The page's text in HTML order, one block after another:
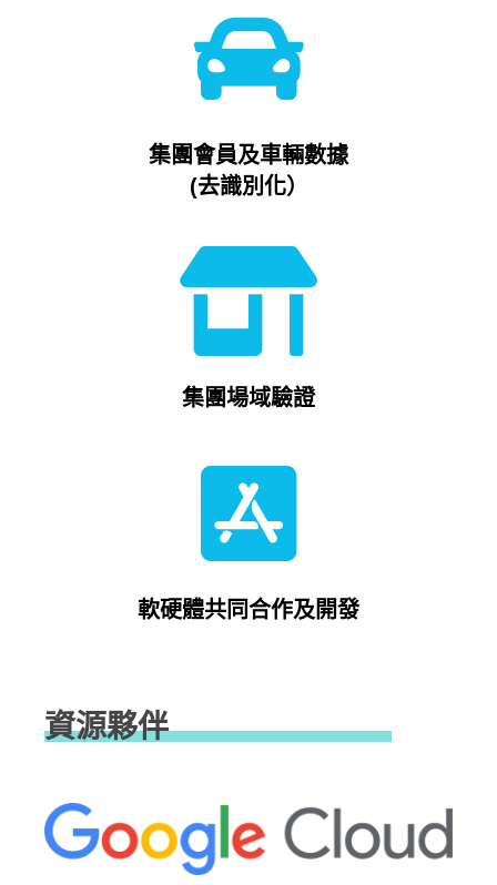
集團會員及車輛數據
(去識別化）
集團場域驗證
軟硬體共同合作及開發
資源夥伴